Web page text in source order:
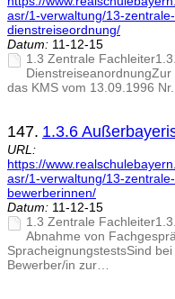
asr/1-verwaltung/13-
dienstreiseordnung/
Datum: 11-12-15
1.3 Zentrale
das KMS vom 13.09.1996
147. 1.3.6
URL:
https://
asr/1-verwaltung/13-
bewerberinnen/
Datum: 11-12-15
1.3 Zentrale
Abnahme von
SpracheignungstestsSind
Bewerber/in zur…